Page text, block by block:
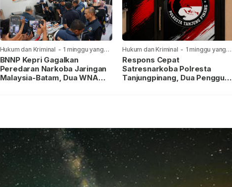
Hukum dan Kriminal - 1 minggu yang
lalu
BNNP Kepri Gagalkan
Peredaran Narkoba Jaringan
Malaysia-Batam, Dua WNA
Hukum dan Kriminal - 1 minggu yang
lalu
Respons Cepat
Satresnarkoba Polresta
Tanjungpinang, Dua Pengguna